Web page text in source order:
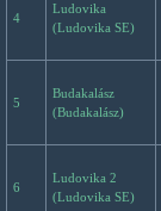
4
Ludovika
(Ludovika SE)
5
Budakalász
(Budakalász)
6
Ludovika 2
(Ludovika SE)